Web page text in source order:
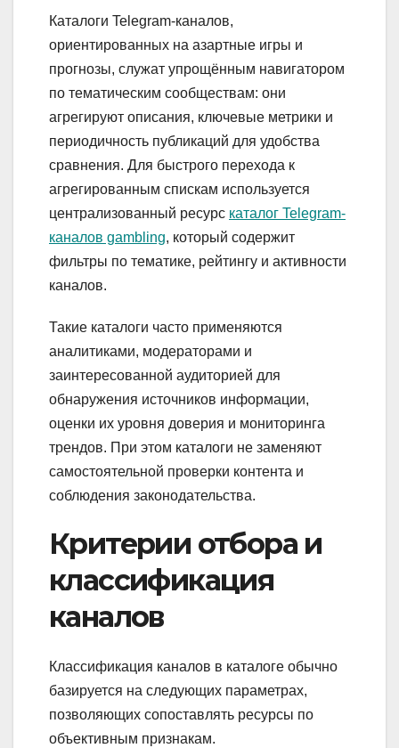
Каталоги Telegram-каналов,
ориентированных на азартные игры и
прогнозы, служат упрощённым навигатором
по тематическим сообществам: они
агрегируют описания, ключевые метрики и
периодичность публикаций для удобства
сравнения. Для быстрого перехода к
агрегированным спискам используется
централизованный ресурс каталог Telegram-
каналов gambling, который содержит
фильтры по тематике, рейтингу и активности
каналов.
Такие каталоги часто применяются
аналитиками, модераторами и
заинтересованной аудиторией для
обнаружения источников информации,
оценки их уровня доверия и мониторинга
трендов. При этом каталоги не заменяют
самостоятельной проверки контента и
соблюдения законодательства.
Критерии отбора и
классификация
каналов
Классификация каналов в каталоге обычно
базируется на следующих параметрах,
позволяющих сопоставлять ресурсы по
объективным признакам.